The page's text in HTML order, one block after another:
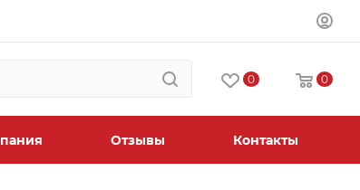
0 0
Отзывы Контакты